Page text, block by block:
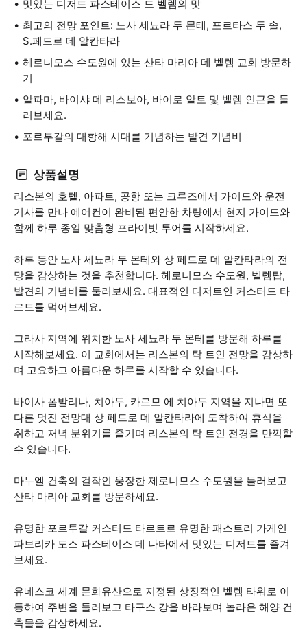
맛있는 디저트 파스테이스 드 벨렘의 맛
최고의 전망 포인트: 노사 세뇨라 두 몬테, 포르타스 두 솔,
S.페드로 데 알칸타라
헤로니모스 수도원에 있는 산타 마리아 데 벨렘 교회 방문하
기
알파마, 바이샤 데 리스보아, 바이로 알토 및 벨렘 인근을 둘
러보세요.
포르투갈의 대항해 시대를 기념하는 발견 기념비
상품설명
리스본의 호텔, 아파트, 공항 또는 크루즈에서 가이드와 운전
기사를 만나 에어컨이 완비된 편안한 차량에서 현지 가이드와
함께 하루 종일 맞춤형 프라이빗 투어를 시작하세요.
하루 동안 노사 세뇨라 두 몬테와 상 페드로 데 알칸타라의 전
망을 감상하는 것을 추천합니다. 헤로니모스 수도원, 벨렘탑,
발견의 기념비를 둘러보세요. 대표적인 디저트인 커스터드 타
르트를 먹어보세요.
그라사 지역에 위치한 노사 세뇨라 두 몬테를 방문해 하루를
시작해보세요. 이 교회에서는 리스본의 탁 트인 전망을 감상하
며 고요하고 아름다운 하루를 시작할 수 있습니다.
바이사 폼발리나, 치아두, 카르모 에 치아두 지역을 지나면 또
다른 멋진 전망대 상 페드로 데 알칸타라에 도착하여 휴식을
취하고 저녁 분위기를 즐기며 리스본의 탁 트인 전경을 만끽할
수 있습니다.
마누엘 건축의 걸작인 웅장한 제로니모스 수도원을 둘러보고
산타 마리아 교회를 방문하세요.
유명한 포르투갈 커스터드 타르트로 유명한 패스트리 가게인
파브리카 도스 파스테이스 데 나타에서 맛있는 디저트를 즐겨
보세요.
유네스코 세계 문화유산으로 지정된 상징적인 벨렘 타워로 이
동하여 주변을 둘러보고 타구스 강을 바라보며 놀라운 해양 건
축물을 감상하세요.